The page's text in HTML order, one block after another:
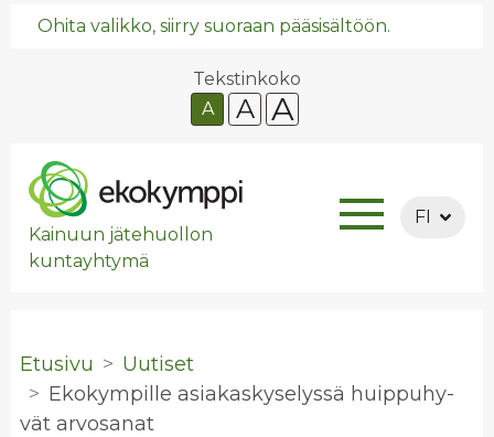
Ohita valikko, siirry suoraan pääsisältöön.
Tekstinkoko
A
A A
Kainuun jätehuollon
kuntayhtymä
FI
Etusivu
Uutiset
Eko­kym­pil­le asia­kas­ky­se­lys­sä huip­pu­hy­
vät ar­vo­sa­nat